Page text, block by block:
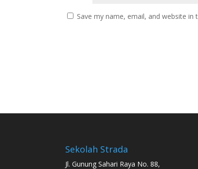
Save my name, email, and website
Sekolah Strada
Jl. Gunung Sahari Raya No. 88,